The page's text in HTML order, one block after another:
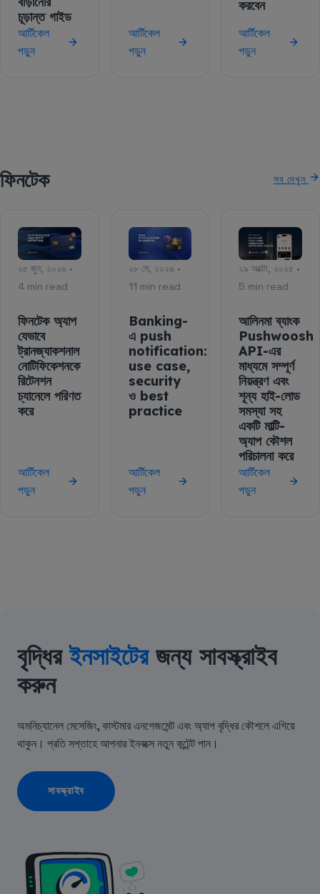
চূড়ান্ত গাইড
আর্টিকেল
পড়ুন
আর্টিকেল
পড়ুন
করবেন
আর্টিকেল
পড়ুন
ফিনটেক সব দেখুন
২৫ জুন, ২০২৬ •
4 min read
ফিনটেক অ্যাপ
যেভাবে
ট্রানজ্যাকশনাল
নোটিফিকেশনকে
রিটেনশন
চ্যানেলে পরিণত
করে
আর্টিকেল
পড়ুন
২৮ মে, ২০২৬ •
11 min read
Banking-
এ push
notification:
use case,
security
ও best
practice
আর্টিকেল
পড়ুন
২৯ অক্টো, ২০২৫ •
5 min read
আলিনমা ব্যাংক
Pushwoosh
API-এর
মাধ্যমে সম্পূর্ণ
নিয়ন্ত্রণ এবং
শূন্য হাই-লোড
সমস্যা সহ
একটি মাল্টি-
অ্যাপ কৌশল
পরিচালনা করে
আর্টিকেল
পড়ুন
বৃদ্ধিরইনসাইটেরজন্য সাবস্ক্রাইব
করুন
অমনিচ্যানেল মেসেজিং, কাস্টমার এনগেজমেন্ট এবং অ্যাপ বৃদ্ধির কৌশলে এগিয়ে
থাকুন। প্রতি সপ্তাহে আপনার ইনবক্সে নতুন কন্টেন্ট পান।
সাবস্ক্রাইব